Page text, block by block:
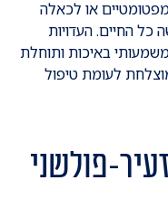
או לכאלה
כל החיים. העדויות
באיכות ותוחלת
לעומת טיפול
פולשני